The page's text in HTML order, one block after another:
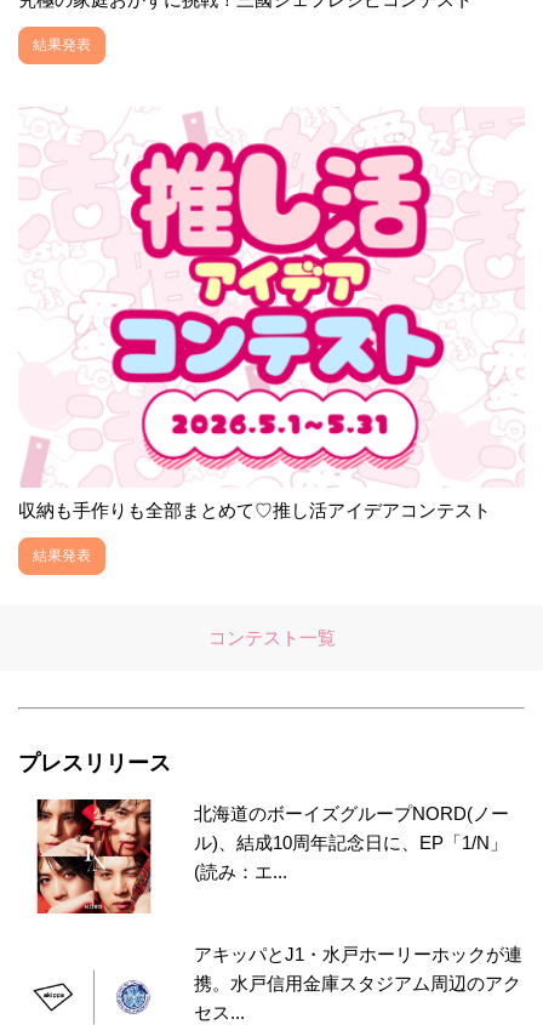
結果発表
収納も手作りも全部まとめて♡推し活アイデアコンテスト
結果発表
コンテスト一覧
プレスリリース
北海道のボーイズグループNORD(ノー
ル)、結成10周年記念日に、EP「1/N」
(読み：エ...
アキッパとJ1・水戸ホーリーホックが連
携。水戸信用金庫スタジアム周辺のアク
セス...